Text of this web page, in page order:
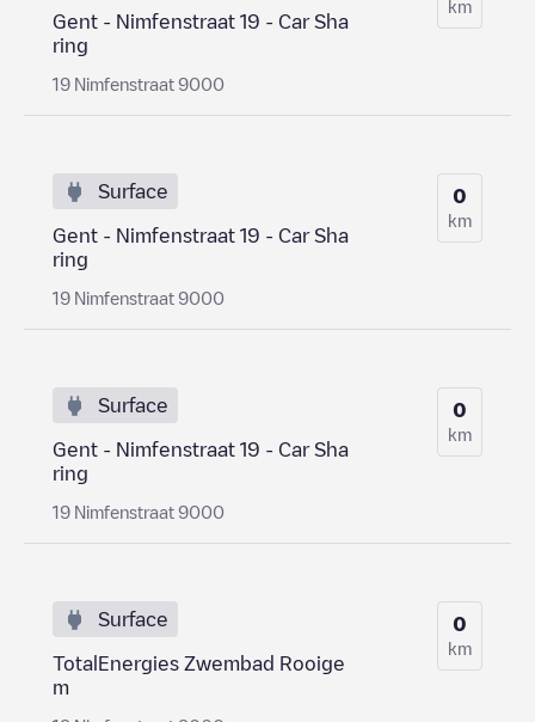
Gent - Nimfenstraat 19 - Car Sha
ring
19 Nimfenstraat 9000
km
Surface
Gent - Nimfenstraat 19 - Car Sha
ring
19 Nimfenstraat 9000
0
km
Surface
Gent - Nimfenstraat 19 - Car Sha
ring
19 Nimfenstraat 9000
0
km
Surface
TotalEnergies Zwembad Rooige
m
0
km